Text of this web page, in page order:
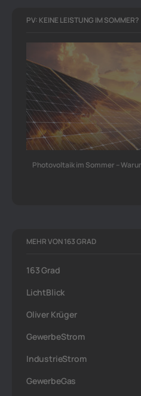
PV: KEINE LEISTUNG IM SOMMER?
Photovoltaik im Sommer –
MEHR VON 163 GRAD
163 Grad
LichtBlick
Oliver Krüger
GewerbeStrom
IndustrieStrom
GewerbeGas